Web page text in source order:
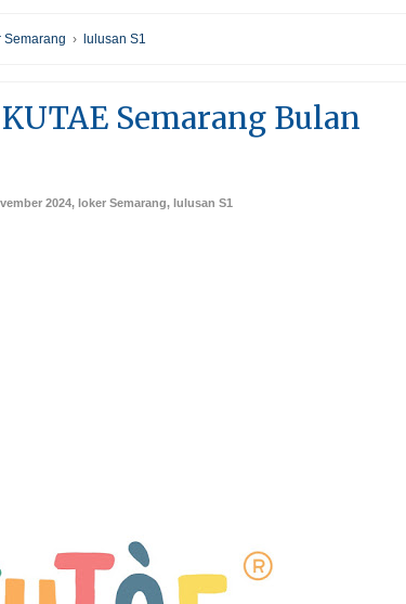
Semarang › lulusan S1
Semarang Bulan
2024, loker Semarang, lulusan S1